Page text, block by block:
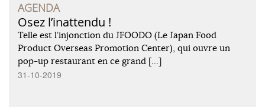
AGENDA
Osez l’inattendu !
Telle est l’injonction du JFOODO (Le Japan Food
Product Overseas Promotion Center), qui ouvre un
pop-up restaurant en ce grand […]
31-10-2019